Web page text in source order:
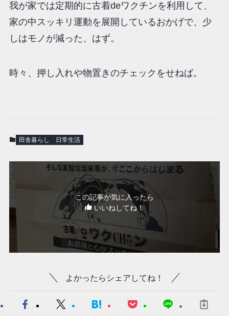
我が家では定期的に古着deワクチンを利用して、
家の中スッキリ運動を展開しているおかげで、少
しはモノが減った、はず。
時々、押し入れや物置きのチェックをせねば。
田舎暮らし 日常生活
この記事が気に入ったら
いいねしてね！
よかったらシェアしてね！